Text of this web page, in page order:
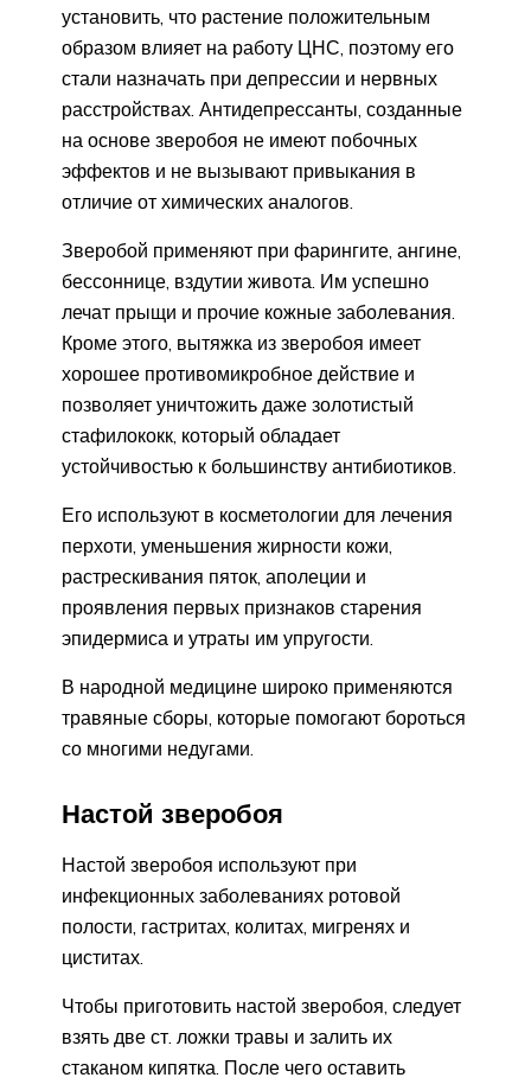
установить, что растение положительным
образом влияет на работу ЦНС, поэтому его
стали назначать при депрессии и нервных
расстройствах. Антидепрессанты, созданные
на основе зверобоя не имеют побочных
эффектов и не вызывают привыкания в
отличие от химических аналогов.
Зверобой применяют при фарингите, ангине,
бессоннице, вздутии живота. Им успешно
лечат прыщи и прочие кожные заболевания.
Кроме этого, вытяжка из зверобоя имеет
хорошее противомикробное действие и
позволяет уничтожить даже золотистый
стафилококк, который обладает
устойчивостью к большинству антибиотиков.
Его используют в косметологии для лечения
перхоти, уменьшения жирности кожи,
растрескивания пяток, аполеции и
проявления первых признаков старения
эпидермиса и утраты им упругости.
В народной медицине широко применяются
травяные сборы, которые помогают бороться
со многими недугами.
Настой зверобоя
Настой зверобоя используют при
инфекционных заболеваниях ротовой
полости, гастритах, колитах, мигренях и
циститах.
Чтобы приготовить настой зверобоя, следует
взять две ст. ложки травы и залить их
стаканом кипятка. После чего оставить